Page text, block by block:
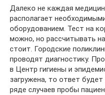
Далеко не каждая
располагает
оборудованием. Тест на
можно, но рассчитывать
стоит. Городские
проводят диагностику.
в Центр гигиены и
загружена, то ответ
ряде случаев пробы